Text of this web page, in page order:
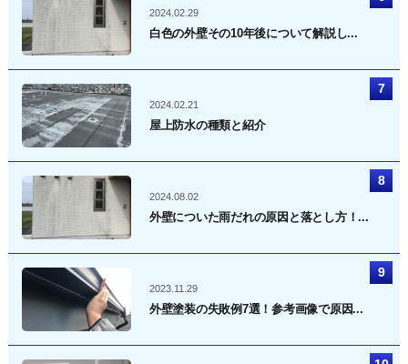
2024.02.29
白色の外壁その10年後について解説し...
2024.02.21
屋上防水の種類と紹介
2024.08.02
外壁についた雨だれの原因と落とし方！...
2023.11.29
外壁塗装の失敗例7選！参考画像で原因...